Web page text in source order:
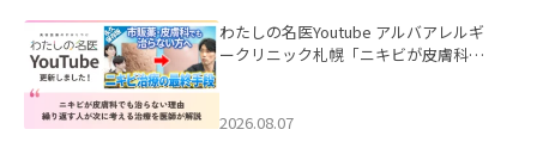
わたしの名医Youtube アルバアレルギ
ークリニック札幌「ニキビが皮膚科で
ました。
2026.08.07